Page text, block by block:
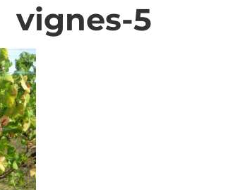
vignes-5